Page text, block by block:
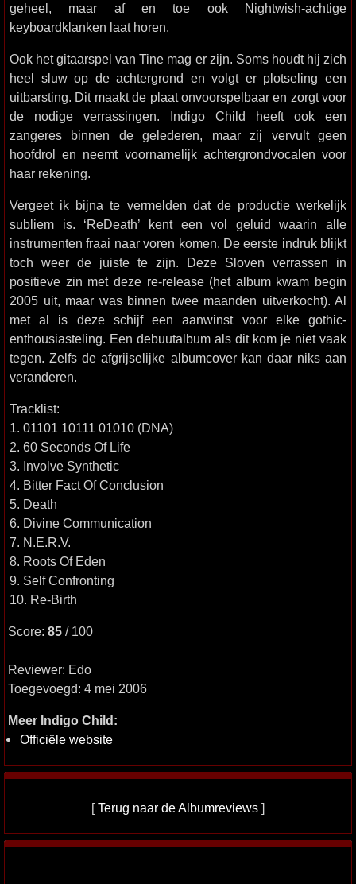
geheel, maar af en toe ook Nightwish-achtige
keyboardklanken laat horen.
Ook het gitaarspel van Tine mag er zijn. Soms houdt hij zich
heel sluw op de achtergrond en volgt er plotseling een
uitbarsting. Dit maakt de plaat onvoorspelbaar en zorgt voor
de nodige verrassingen. Indigo Child heeft ook een
zangeres binnen de gelederen, maar zij vervult geen
hoofdrol en neemt voornamelijk achtergrondvocalen voor
haar rekening.
Vergeet ik bijna te vermelden dat de productie werkelijk
subliem is. ‘ReDeath’ kent een vol geluid waarin alle
instrumenten fraai naar voren komen. De eerste indruk blijkt
toch weer de juiste te zijn. Deze Sloven verrassen in
positieve zin met deze re-release (het album kwam begin
2005 uit, maar was binnen twee maanden uitverkocht). Al
met al is deze schijf een aanwinst voor elke gothic-
enthousiasteling. Een debuutalbum als dit kom je niet vaak
tegen. Zelfs de afgrijselijke albumcover kan daar niks aan
veranderen.
Tracklist:
1. 01101 10111 01010 (DNA)
2. 60 Seconds Of Life
3. Involve Synthetic
4. Bitter Fact Of Conclusion
5. Death
6. Divine Communication
7. N.E.R.V.
8. Roots Of Eden
9. Self Confronting
10. Re-Birth
Score: 85 / 100
Reviewer: Edo
Toegevoegd: 4 mei 2006
Meer Indigo Child:
Officiële website
[Terug naar de Albumreviews ]